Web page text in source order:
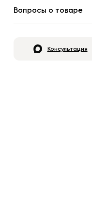
Вопросы о товаре
Консультация